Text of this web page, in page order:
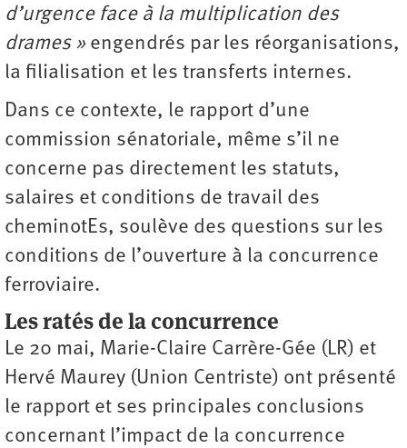
d’urgence face à la multiplication des
drames » engendrés par les réorganisations,
la ­filialisation et les transferts internes.
Dans ce contexte, le rapport d’une
commission sénatoriale, même s’il ne
concerne pas directement les statuts,
salaires et conditions de travail des
cheminotEs, soulève des questions sur les
conditions de l’ouverture à la concurrence
ferroviaire.
Les ratés de la concurrence
Le 20 mai, Marie-Claire Carrère-Gée (LR) et
Hervé Maurey (Union Centriste) ont présenté
le rapport et ses principales conclusions
concernant l’impact de la concurrence